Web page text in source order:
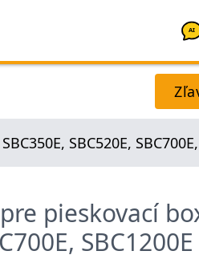
AI
SBC520E, SBC700E,
pieskovací
SBC1200E